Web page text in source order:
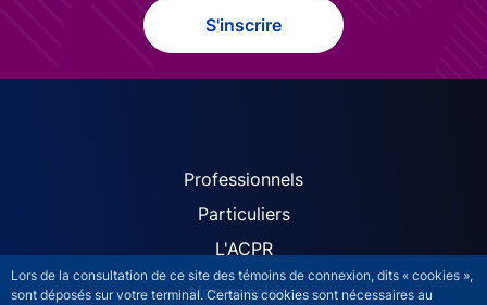
Lors de la consultation de ce site des témoins de connexion, dits « cookies »,
sont déposés sur votre terminal. Certains cookies sont nécessaires au
S'inscrire
ACPR site navigation
Professionnels
Particuliers
L'ACPR
Nos missions